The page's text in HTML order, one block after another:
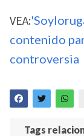
VEA:
contenido
controversia
Tags